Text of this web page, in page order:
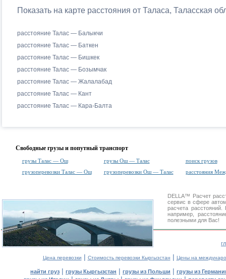
Показать на карте расстояния от Таласа, Таласская
расстояние Талас — Балыкчи
расстояние Талас — Баткен
расстояние Талас — Бишкек
расстояние Талас — Бозымчак
расстояние Талас — Жалалабад
расстояние Талас — Кант
расстояние Талас — Кара-Балта
Свободные грузы и попутный транспорт
грузы Талас — Ош грузы Ош — Талас
поиск грузов
грузоперевозки Талас — Ош
грузоперевозки Ош — Талас расстояния
DELLA™ Расчет
сервис в сфере
расчета
например,
полезными для Вас!
Цена перевозки | Стоимость перевозки Кыргызстан | Цены на
найти груз | грузы Кыргызстан | грузы из Польши | грузы из